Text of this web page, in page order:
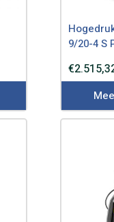
9/20-4 S
€